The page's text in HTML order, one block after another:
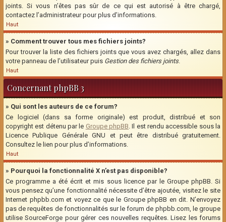
joints. Si vous n’êtes pas sûr de ce qui est autorisé à être chargé,
contactez l’administrateur pour plus d’informations.
Haut
» Comment trouver tous mes fichiers joints?
Pour trouver la liste des fichiers joints que vous avez chargés, allez dans
votre panneau de l’utilisateur puis Gestion des fichiers joints.
Haut
Concernant phpBB 3
» Qui sont les auteurs de ce forum?
Ce logiciel (dans sa forme originale) est produit, distribué et son
copyright est détenu par le Groupe phpBB. Il est rendu accessible sous la
Licence Publique Générale GNU et peut être distribué gratuitement.
Consultez le lien pour plus d’informations.
Haut
» Pourquoi la fonctionnalité X n’est pas disponible?
Ce programme a été écrit et mis sous licence par le Groupe phpBB. Si
vous pensez qu’une fonctionnalité nécessite d’être ajoutée, visitez le site
Internet phpbb.com et voyez ce que le Groupe phpBB en dit. N’envoyez
pas de requêtes de fonctionnalités sur le forum de phpbb.com, le groupe
utilise SourceForge pour gérer ces nouvelles requêtes. Lisez les forums